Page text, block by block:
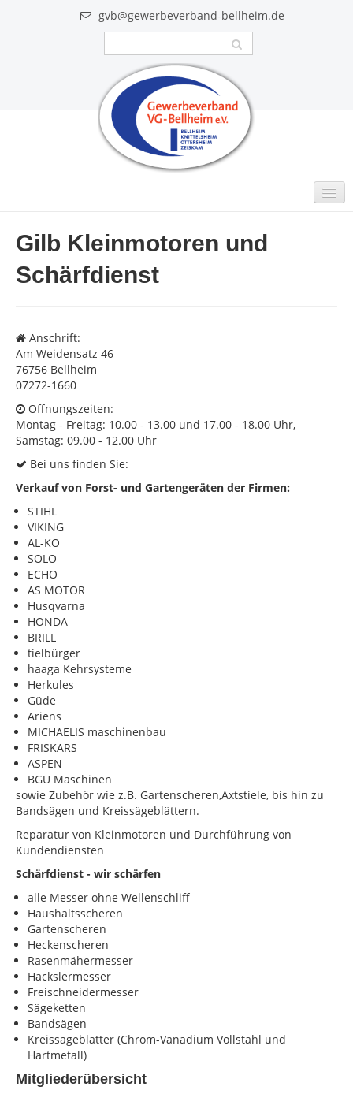
gvb@gewerbeverband-bellheim.de
MITGLIEDER
Intern
AKTUELLES
Impressum
Datenschutz
Gilb Kleinmotoren und
Schärfdienst
Anschrift:
Am Weidensatz 46
76756 Bellheim
07272-1660
Öffnungszeiten:
Montag - Freitag: 10.00 - 13.00 und 17.00 - 18.00 Uhr,
Samstag: 09.00 - 12.00 Uhr
Bei uns finden Sie:
Verkauf von Forst- und Gartengeräten der Firmen:
STIHL
VIKING
AL-KO
SOLO
ECHO
AS MOTOR
Husqvarna
HONDA
BRILL
tielbürger
haaga Kehrsysteme
Herkules
Güde
Ariens
MICHAELIS maschinenbau
FRISKARS
ASPEN
BGU Maschinen
sowie Zubehör wie z.B. Gartenscheren,Axtstiele, bis hin zu
Bandsägen und Kreissägeblättern.
Reparatur von Kleinmotoren und Durchführung von
Kundendiensten
Schärfdienst - wir schärfen
alle Messer ohne Wellenschliff
Haushaltsscheren
Gartenscheren
Heckenscheren
Rasenmähermesser
Häckslermesser
Freischneidermesser
Sägeketten
Bandsägen
Kreissägeblätter (Chrom-Vanadium Vollstahl und
Hartmetall)
Mitgliederübersicht